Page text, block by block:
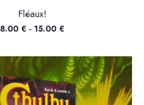
Fléaux!
8.00 € - 15.00 €Fascia
prezzo:
da
8.00 €
a